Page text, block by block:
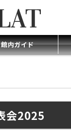
館内ガイド
会2025